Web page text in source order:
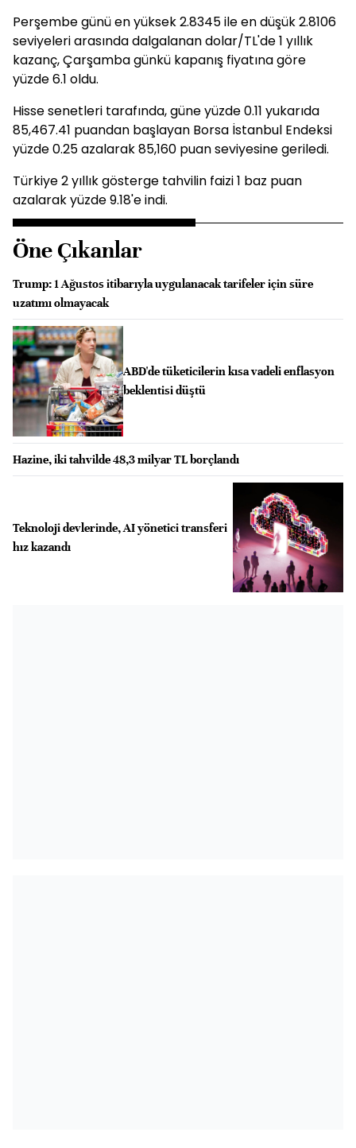
Perşembe günü en yüksek 2.8345 ile en düşük 2.8106
seviyeleri arasında dalgalanan dolar/TL'de 1 yıllık
kazanç, Çarşamba günkü kapanış fiyatına göre
yüzde 6.1 oldu.
Hisse senetleri tarafında, güne yüzde 0.11 yukarıda
85,467.41 puandan başlayan Borsa İstanbul Endeksi
yüzde 0.25 azalarak 85,160 puan seviyesine geriledi.
Türkiye 2 yıllık gösterge tahvilin faizi 1 baz puan
azalarak yüzde 9.18'e indi.
Öne Çıkanlar
Trump: 1 Ağustos itibarıyla uygulanacak tarifeler için süre
uzatımı olmayacak
ABD'de tüketicilerin kısa vadeli enflasyon
beklentisi düştü
Hazine, iki tahvilde 48,3 milyar TL borçlandı
Teknoloji devlerinde, AI yönetici transferi
hız kazandı